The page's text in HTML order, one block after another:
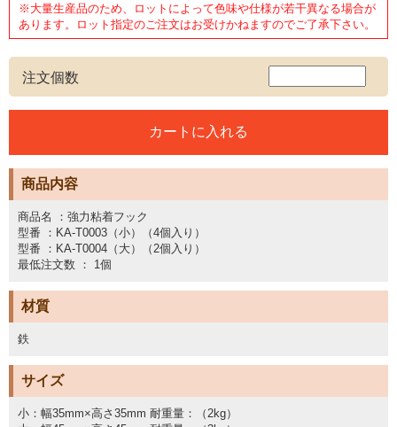
※大量生産品のため、ロットによって色味や仕様が若干異なる場合が
あります。ロット指定のご注文はお受けかねますのでご了承下さい。
注文個数
商品内容
商品名 ：強力粘着フック
型番 ：KA-T0003（小）（4個入り）
型番 ：KA-T0004（大）（2個入り）
最低注文数 ： 1個
材質
鉄
サイズ
小：幅35mm×高さ35mm 耐重量：（2kg）